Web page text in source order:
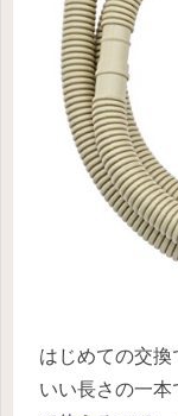
はじめての交
いい長さの一本